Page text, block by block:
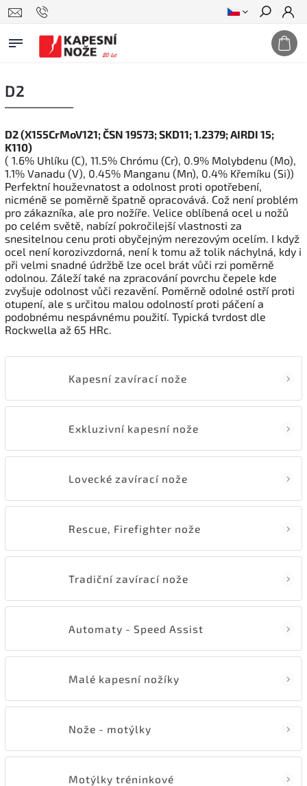
Hledat
D2
D2 (X155CrMoV121; ČSN 19573; SKD11; 1.2379; AIRDI 15;
K110)
( 1.6% Uhlíku (C), 11.5% Chrómu (Cr), 0.9% Molybdenu (Mo),
1.1% Vanadu (V), 0.45% Manganu (Mn), 0.4% Křemíku (Si))
Perfektní houževnatost a odolnost proti opotřebení,
nicméně se poměrně špatně opracovává. Což není problém
pro zákazníka, ale pro nožíře. Velice oblíbená ocel u nožů
po celém světě, nabízí pokročilejší vlastnosti za
snesitelnou cenu proti obyčejným nerezovým ocelím. I když
ocel není korozivzdorná, není k tomu až tolik náchylná, kdy i
při velmi snadné údržbě lze ocel brát vůči rzi poměrně
odolnou. Záleží také na zpracování povrchu čepele kde
zvyšuje odolnost vůči rezavění. Poměrně odolné ostří proti
otupení, ale s určitou malou odolností proti páčení a
podobnému nespávnému použití. Typická tvrdost dle
Rockwella až 65 HRc.
Kapesní zavírací nože
Exkluzivní kapesní nože
Lovecké zavírací nože
Rescue, Firefighter nože
Tradiční zavírací nože
Automaty - Speed Assist
Malé kapesní nožíky
Nože - motýlky
Motýlky tréninkové